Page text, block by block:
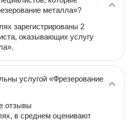
металла»?
зарегистрированы 2
оказывающих услугу
услугой «Фрезерование
отзывы
в среднем оценивают